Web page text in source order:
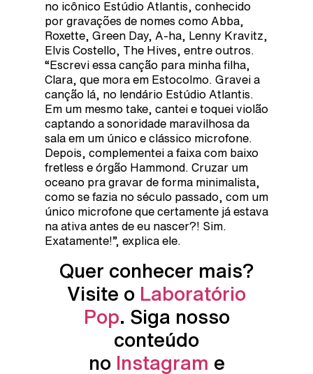
no icônico Estúdio Atlantis, conhecido
por gravações de nomes como Abba,
Roxette, Green Day, A-ha, Lenny Kravitz,
Elvis Costello, The Hives, entre outros.
“Escrevi essa canção para minha filha,
Clara, que mora em Estocolmo. Gravei a
canção lá, no lendário Estúdio Atlantis.
Em um mesmo take, cantei e toquei violão
captando a sonoridade maravilhosa da
sala em um único e clássico microfone.
Depois, complementei a faixa com baixo
fretless e órgão Hammond. Cruzar um
oceano pra gravar de forma minimalista,
como se fazia no século passado, com um
único microfone que certamente já estava
na ativa antes de eu nascer?! Sim.
Exatamente!”, explica ele.
Quer conhecer mais?
Visite o Laboratório
Pop. Siga nosso
conteúdo
no Instagram e